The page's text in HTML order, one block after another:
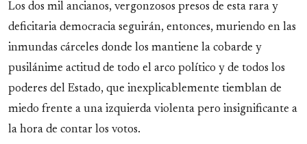
Los dos mil ancianos, vergonzosos presos de esta rara y
deficitaria democracia seguirán, entonces, muriendo en las
inmundas cárceles donde los mantiene la cobarde y
pusilánime actitud de todo el arco político y de todos los
poderes del Estado, que inexplicablemente tiemblan de
miedo frente a una izquierda violenta pero insignificante a
la hora de contar los votos.